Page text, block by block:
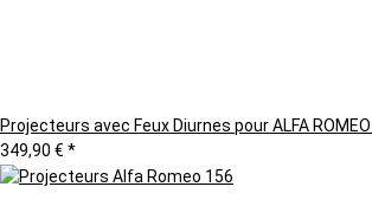
Projecteurs avec Feux Diurnes pour ALFA
349,90 € *